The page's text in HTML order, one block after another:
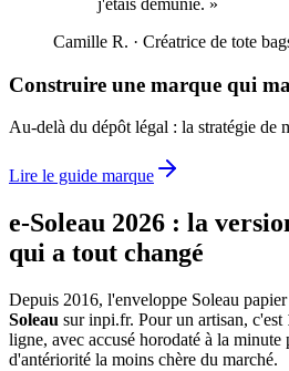
j'étais démunie. »
Camille R. · Créatrice de tote
Construire une marque qui
Au-delà du dépôt légal : la stratégie de
Lire le guide marque
e-Soleau 2026 : la
qui a tout changé
Depuis 2016, l'enveloppe Soleau
Soleau sur inpi.fr. Pour un artisan, c'est
ligne, avec accusé horodaté à la minute
d'antériorité la moins chère du marché.